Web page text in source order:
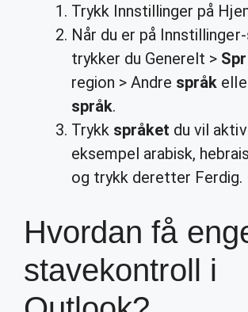
Trykk Innstillinger på
Når du er på
trykker du Generelt >
region > Andre språk
språk.
Trykk språket du vil
eksempel arabisk,
og trykk deretter Ferdig.
Hvordan få
stavekontroll i